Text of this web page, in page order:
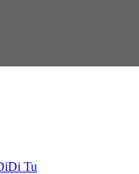
Tu